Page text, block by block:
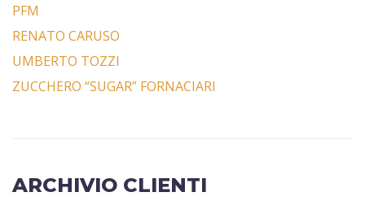
PFM
RENATO CARUSO
UMBERTO TOZZI
ZUCCHERO “SUGAR” FORNACIARI
ARCHIVIO CLIENTI